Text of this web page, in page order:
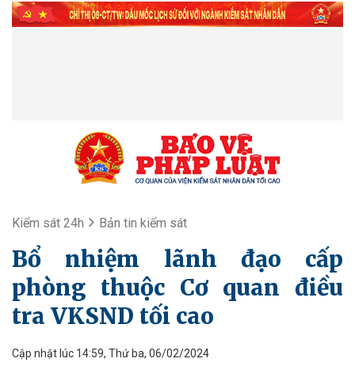
Kiểm sát 24h Bản tin kiểm sát
Bổ nhiệm lãnh đạo cấp
phòng thuộc Cơ quan điều
tra VKSND tối cao
Cập nhật lúc 14:59, Thứ ba, 06/02/2024